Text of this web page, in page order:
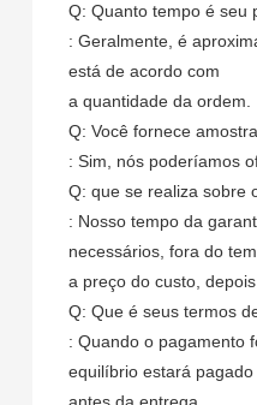
Q: Quanto tempo é seu
: Geralmente, é
está de acordo com
a quantidade da ordem.
Q: Você fornece
: Sim, nós poderíamos
Q: que se realiza sobre
: Nosso tempo da
necessários, fora do
a preço do custo,
Q: Que é seus termos
: Quando o pagamento
equilíbrio estará pagado